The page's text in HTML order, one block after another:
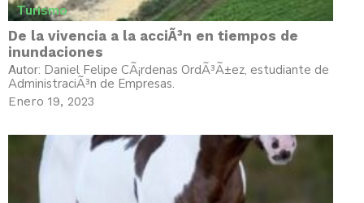
Turismo
De la vivencia a la acciÃ³n en tiempos de
inundaciones
Autor: Daniel Felipe CÃ¡rdenas OrdÃ³Ã±ez, estudiante de
AdministraciÃ³n de Empresas.
Enero 19, 2023